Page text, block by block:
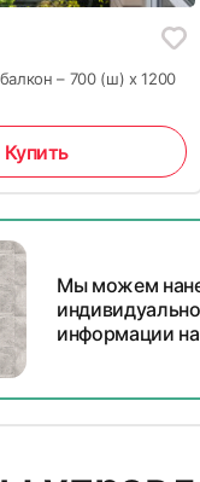
– 700 (ш) x 1200
Купить
Мы можем
информации